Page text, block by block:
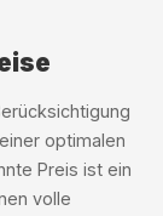
optimalen
Preis ist ein
volle